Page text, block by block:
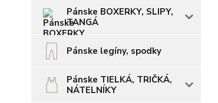
Pánske BOXERKY, SLIPY,
TANGÁ
Pánske legíny, spodky
Pánske TIELKÁ, TRIČKÁ,
NÁTELNÍKY